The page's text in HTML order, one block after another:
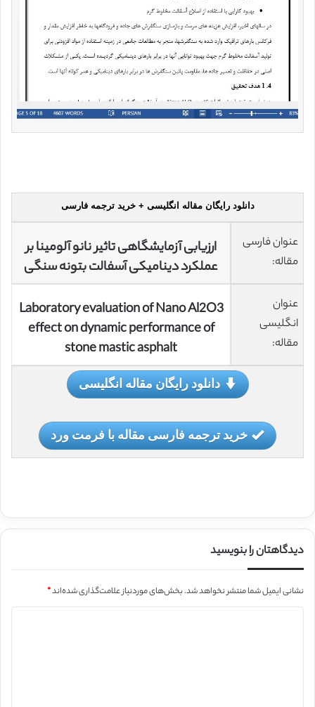
دانلود رایگان مقاله انگلیسی + خرید ترجمه فارسی
عنوان فارسی
مقاله:
ارزیابی آزمایشگاهی تاثیر نانو آلومینا بر
عملکرد دینامیکی آسفالت بتونه سنگی
عنوان
انگلیسی
مقاله:
Laboratory evaluation of Nano Al2O3
effect on dynamic performance of
stone mastic asphalt
دانلود رایگان مقاله انگلیسی
خرید ترجمه فارسی مقاله با فرمت ورد
دیدگاهتان را بنویسید
نشانی ایمیل شما منتشر نخواهد شد.بخش‌های موردنیاز علامت‌گذاری شده‌اند*